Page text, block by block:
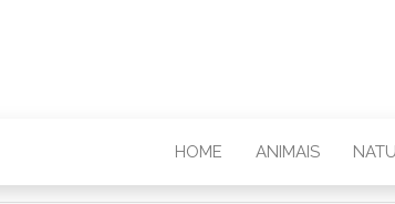
HOME ANIMAIS